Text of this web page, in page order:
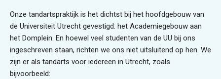
Onze tandartspraktijk is het dichtst bij het hoofdgebouw van
de Universiteit Utrecht gevestigd: het Academiegebouw aan
het Domplein. En hoewel veel studenten van de UU bij ons
ingeschreven staan, richten we ons niet uitsluitend op hen. We
zijn er als tandarts voor iedereen in Utrecht, zoals
bijvoorbeeld: